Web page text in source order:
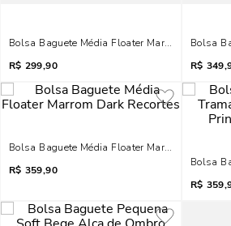
Bolsa Baguete Média Floater Marrom Bridão
R$ 299,90
Bolsa
R$
Bolsa Baguete Média Floater Marrom Dark
R$ 359,90
Bolsa
R$